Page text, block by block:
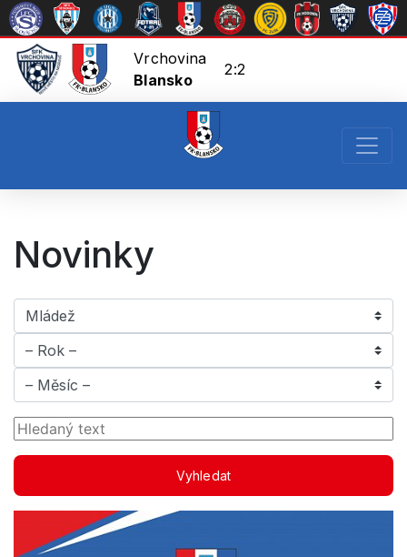
Vrchovina
Blansko
2:2
Novinky
Vyhledat